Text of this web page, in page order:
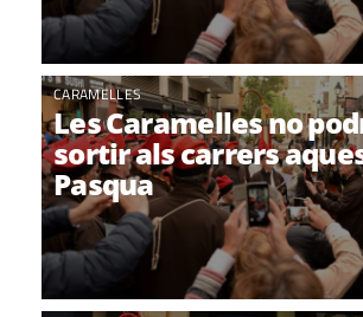
CARAMELLES
Les Caramelles no
sortir als carrers
Pasqua